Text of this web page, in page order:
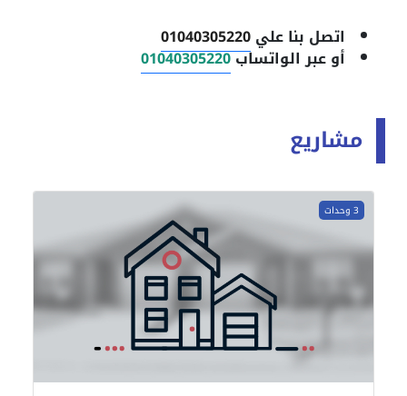
اتصل بنا علي01040305220
أو عبر الواتساب01040305220
مشاريع
3 وحدات